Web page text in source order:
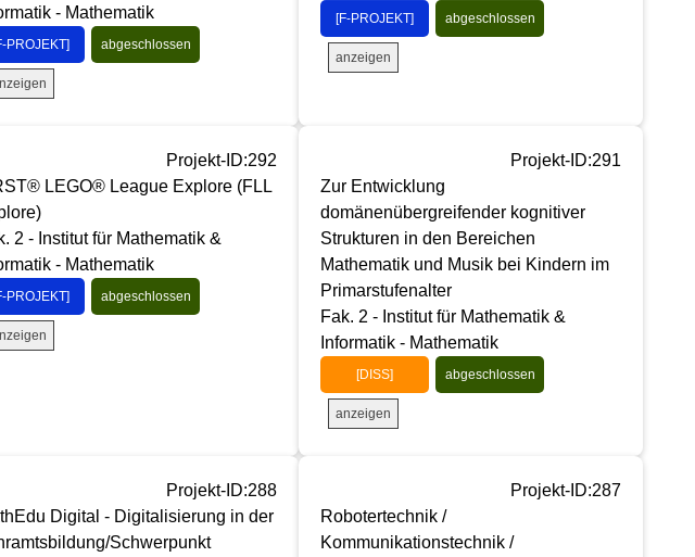
- Mathematik
PROJEKT] abgeschlossen
[F-PROJEKT] abgeschlossen
anzeigen
Projekt-ID:292
LEGO® League Explore (FLL
2 - Institut für Mathematik &
- Mathematik
PROJEKT] abgeschlossen
Projekt-ID:291
Zur Entwicklung
domänenübergreifender kognitiver
Strukturen in den Bereichen
Mathematik und Musik bei Kindern im
Primarstufenalter
Fak. 2 - Institut für Mathematik &
Informatik - Mathematik
[DISS] abgeschlossen
anzeigen
Projekt-ID:288
Digital - Digitalisierung in der
Schwerpunkt
Projekt-ID:287
Robotertechnik /
Kommunikationstechnik /